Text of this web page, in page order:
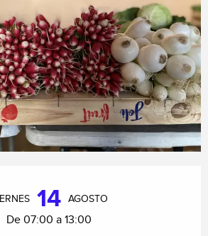
14 AGOSTO
De 07:00 a 13:00